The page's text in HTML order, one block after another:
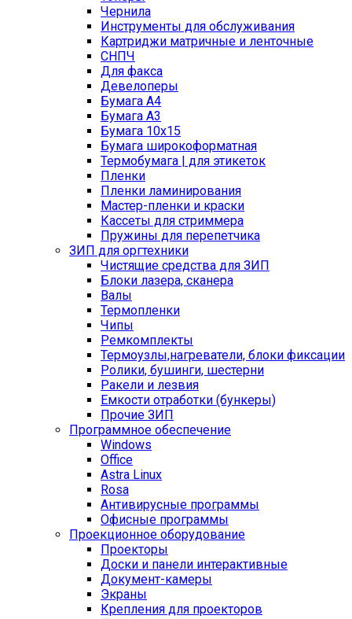
Чернила
Инструменты для обслуживания
Картриджи матричные и ленточные
СНПЧ
Для факса
Девелоперы
Бумага A4
Бумага A3
Бумага 10x15
Бумага широкоформатная
Термобумага | для этикеток
Пленки
Пленки ламинирования
Мастер-пленки и краски
Кассеты для стриммера
Пружины для перепетчика
ЗИП для оргтехники
Чистящие средства для ЗИП
Блоки лазера, сканера
Валы
Термопленки
Чипы
Ремкомплекты
Термоузлы,нагреватели, блоки фиксации
Ролики, бушинги, шестерни
Ракели и лезвия
Емкости отработки (бункеры)
Прочие ЗИП
Программное обеспечение
Windows
Office
Astra Linux
Rosa
Антивирусные программы
Офисные программы
Проекционное оборудование
Проекторы
Доски и панели интерактивные
Документ-камеры
Экраны
Крепления для проекторов